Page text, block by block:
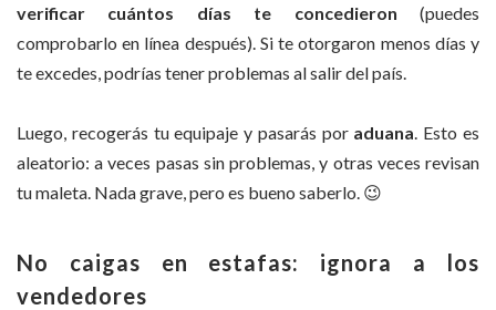
verificar cuántos días te concedieron (puedes
comprobarlo en línea después). Si te otorgaron menos días y
te excedes, podrías tener problemas al salir del país.
Luego, recogerás tu equipaje y pasarás por aduana. Esto es
aleatorio: a veces pasas sin problemas, y otras veces revisan
tu maleta. Nada grave, pero es bueno saberlo. 😉
No caigas en estafas: ignora a los
vendedores